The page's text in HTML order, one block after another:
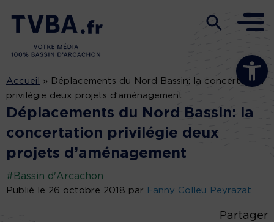
Ouvrir la
Accueil »
Déplacements du Nord Bassin: la concertation
privilégie deux projets d’aménagement
Déplacements du Nord Bassin: la
concertation privilégie deux
projets d’aménagement
#Bassin d'Arcachon
Publié le 26 octobre 2018 par Fanny Colleu Peyrazat
Partager